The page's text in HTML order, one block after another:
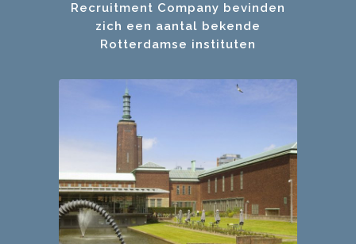
Recruitment Company bevinden
zich een aantal bekende
Rotterdamse instituten